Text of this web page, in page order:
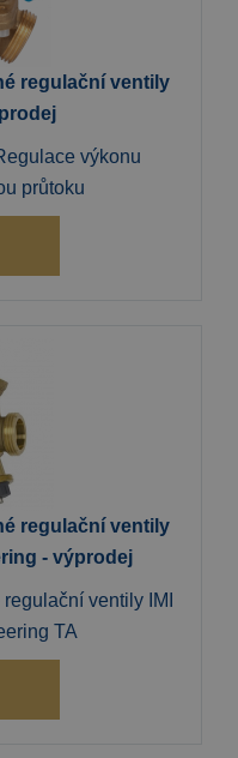
regulační ventily
výkonu
průtoku
regulační ventily
- výprodej
ventily IMI
TA